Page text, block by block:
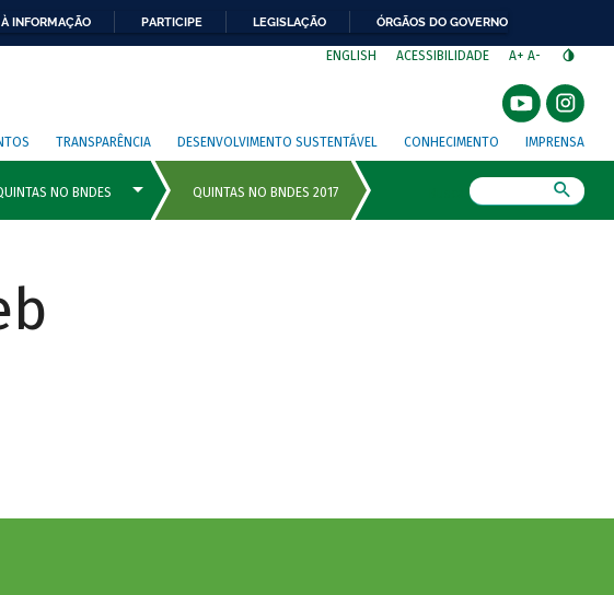
INFORMAÇÃO PARTICIPE LEGISLAÇÃO ÓRGÃOS DO GOVERNO
ENGLISH ACESSIBILIDADE A+ A-
TRANSPARÊNCIA DESENVOLVIMENTO SUSTENTÁVEL CONHECIMENTO IMPRENSA